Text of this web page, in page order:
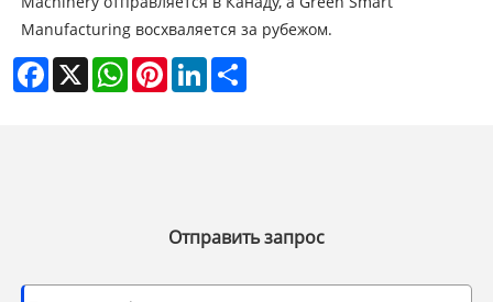
Manufacturing восхваляется за рубежом.
Facebook
X WhatsAppPinterestLinkedIn
Отправить запрос